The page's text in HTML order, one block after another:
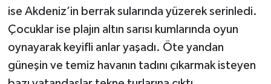
ise Akdeniz’in berrak sularında yüzerek serinledi.
Çocuklar ise plajın altın sarısı kumlarında oyun
oynayarak keyifli anlar yaşadı. Öte yandan
güneşin ve temiz havanın tadını çıkarmak isteyen
Yaşam